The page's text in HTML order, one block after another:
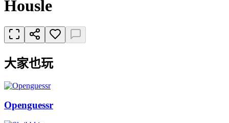
Housle
大家也玩
Openguessr